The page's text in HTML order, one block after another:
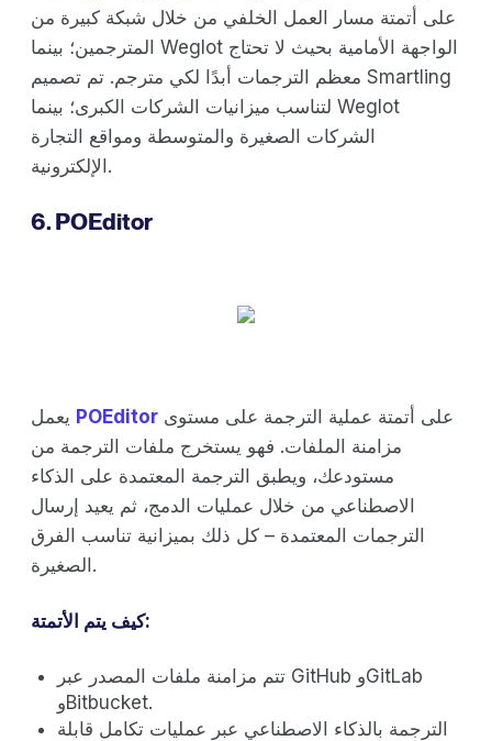
على أتمتة مسار العمل الخلفي من خلال شبكة كبيرة من
المترجمين؛ بينما Weglot الواجهة الأمامية بحيث لا تحتاج
معظم الترجمات أبدًا لكي مترجم. تم تصميم Smartling
لتناسب ميزانيات الشركات الكبرى؛ بينما Weglot
الشركات الصغيرة والمتوسطة ومواقع التجارة
الإلكترونية.
6. POEditor
POEditor
مزامنة الملفات. فهو يستخرج ملفات الترجمة من
مستودعك، ويطبق الترجمة المعتمدة على الذكاء
الاصطناعي من خلال عمليات الدمج، ثم يعيد إرسال
الترجمات المعتمدة – كل ذلك بميزانية تناسب الفرق
الصغيرة.
كيف يتم الأتمتة:
تتم مزامنة ملفات المصدر عبر GitHub وGitLab
وBitbucket.
الترجمة بالذكاء الاصطناعي عبر عمليات تكامل قابلة